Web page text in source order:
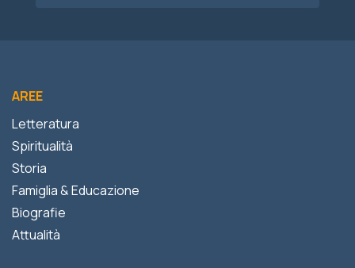
AREE
Letteratura
Spiritualità
Storia
Famiglia & Educazione
Biografie
Attualità